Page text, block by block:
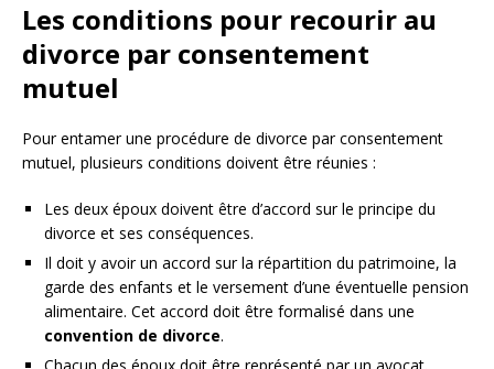
Les conditions pour recourir au
divorce par consentement
mutuel
Pour entamer une procédure de divorce par consentement
mutuel, plusieurs conditions doivent être réunies :
Les deux époux doivent être d’accord sur le principe du
divorce et ses conséquences.
Il doit y avoir un accord sur la répartition du patrimoine, la
garde des enfants et le versement d’une éventuelle pension
alimentaire. Cet accord doit être formalisé dans une
convention de divorce.